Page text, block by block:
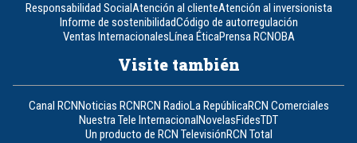
Responsabilidad SocialAtención al clienteAtención al inversionista
Informe de sostenibilidadCódigo de autorregulación
Ventas InternacionalesLínea ÉticaPrensa RCNOBA
Visite también
Canal RCNNoticias RCNRCN RadioLa RepúblicaRCN Comerciales
Nuestra Tele InternacionalNovelasFidesTDT
Un producto de RCN TelevisiónRCN Total